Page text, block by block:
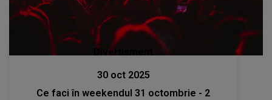
Divertisment
30 oct 2025
Ce faci în weekendul 31 octombrie - 2